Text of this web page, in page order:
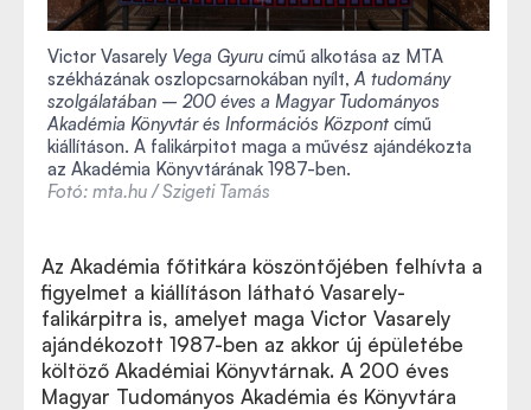
Victor Vasarely Vega Gyuru című alkotása az MTA
székházának oszlopcsarnokában nyílt,A tudomány
szolgálatában – 200 éves a Magyar Tudományos
Akadémia Könyvtár és Információs Központ című
kiállításon. A falikárpitot maga a művész ajándékozta
az Akadémia Könyvtárának 1987-ben.
Fotó: mta.hu / Szigeti Tamás
Az Akadémia főtitkára köszöntőjében felhívta a
figyelmet a kiállításon látható Vasarely-
falikárpitra is, amelyet maga Victor Vasarely
ajándékozott 1987-ben az akkor új épületébe
költöző Akadémiai Könyvtárnak. A 200 éves
Magyar Tudományos Akadémia és Könyvtára